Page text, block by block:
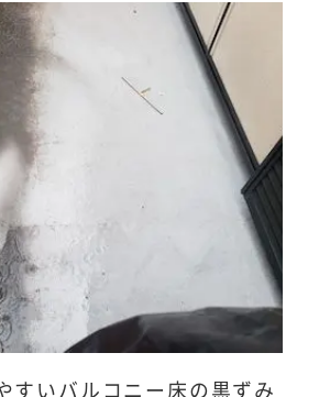
すいバルコニー床の黒ずみ